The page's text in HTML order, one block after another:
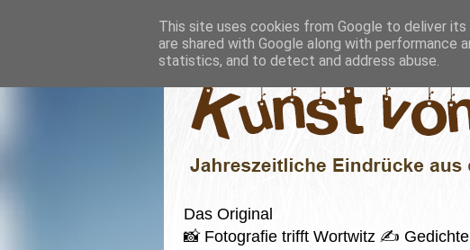
Das Original
📸 Fotografie trifft Wortwitz ✍️
This site uses cookies from Google to deliver
are shared with Google along with performance
statistics, and to detect and address abuse.